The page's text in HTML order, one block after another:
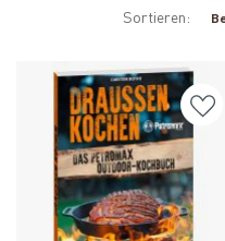
Sortieren: